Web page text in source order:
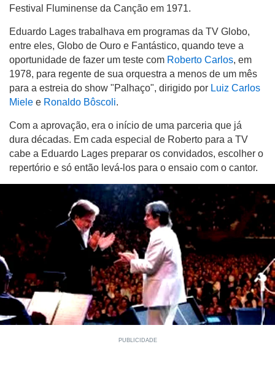
Festival Fluminense da Canção em 1971.
Eduardo Lages trabalhava em programas da TV Globo,
entre eles, Globo de Ouro e Fantástico, quando teve a
oportunidade de fazer um teste com Roberto Carlos, em
1978, para regente de sua orquestra a menos de um mês
para a estreia do show "Palhaço", dirigido por Luiz Carlos
Miele e Ronaldo Bôscoli.
Com a aprovação, era o início de uma parceria que já
dura décadas. Em cada especial de Roberto para a TV
cabe a Eduardo Lages preparar os convidados, escolher o
repertório e só então levá-los para o ensaio com o cantor.